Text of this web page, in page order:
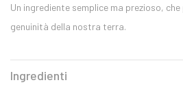
Un ingrediente semplice ma prezioso,
genuinità della nostra terra.
Ingredienti